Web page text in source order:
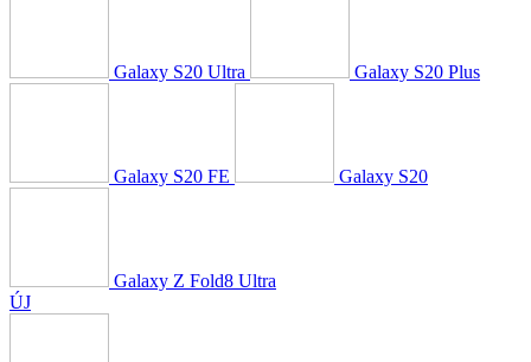
Galaxy S20 Ultra Galaxy S20 Plus
Galaxy S20 FE Galaxy S20
Galaxy Z Fold8 Ultra
ÚJ